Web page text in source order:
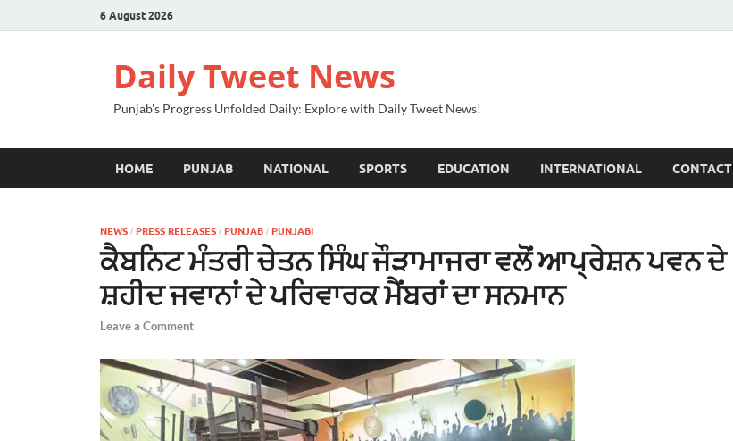
6 August 2026
Daily Tweet News
Punjab's Progress Unfolded Daily: Explore with Daily Tweet News!
HOME PUNJAB NATIONAL SPORTS EDUCATION INTERNATIONAL CONTACT
NEWS / PRESS RELEASES / PUNJAB / PUNJABI
ਕੈਬਨਿਟ ਮੰਤਰੀ ਚੇਤਨ ਸਿੰਘ ਜੌੜਾਮਾਜਰਾ ਵਲੋਂ ਆਪ੍ਰੇਸ਼ਨ ਪਵਨ ਦੇ
ਸ਼ਹੀਦ ਜਵਾਨਾਂ ਦੇ ਪਰਿਵਾਰਕ ਮੈਂਬਰਾਂ ਦਾ ਸਨਮਾਨ
Leave a Comment